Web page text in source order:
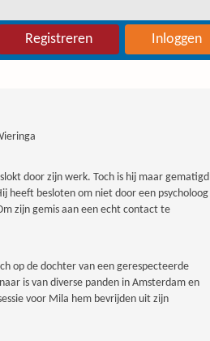
Registreren Inloggen
door zijn werk. Toch is hij maar gematigd
heeft besloten om niet door een psycholoog
zijn gemis aan een echt contact te
op de dochter van een gerespecteerde
is van diverse panden in Amsterdam en
voor Mila hem bevrijden uit zijn